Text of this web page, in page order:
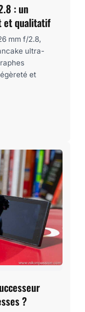
: un
et qualitatif
mm f/2.8,
ultra-
et
?